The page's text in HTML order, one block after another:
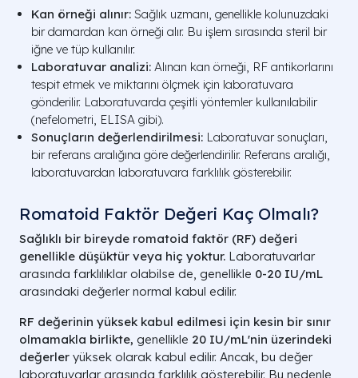
Kan örneği alınır: Sağlık uzmanı, genellikle kolunuzdaki
bir damardan kan örneği alır. Bu işlem sırasında steril bir
iğne ve tüp kullanılır.
Laboratuvar analizi: Alınan kan örneği, RF antikorlarını
tespit etmek ve miktarını ölçmek için laboratuvara
gönderilir. Laboratuvarda çeşitli yöntemler kullanılabilir
(nefelometri, ELISA gibi).
Sonuçların değerlendirilmesi: Laboratuvar sonuçları,
bir referans aralığına göre değerlendirilir. Referans aralığı,
laboratuvardan laboratuvara farklılık gösterebilir.
Romatoid Faktör Değeri Kaç Olmalı?
Sağlıklı bir bireyde romatoid faktör (RF) değeri
genellikle düşüktür veya hiç yoktur. Laboratuvarlar
arasında farklılıklar olabilse de, genellikle 0-20 IU/mL
arasındaki değerler normal kabul edilir.
RF değerinin yüksek kabul edilmesi için kesin bir sınır
olmamakla birlikte, genellikle 20 IU/mL'nin üzerindeki
değerler yüksek olarak kabul edilir. Ancak, bu değer
laboratuvarlar arasında farklılık gösterebilir. Bu nedenle,